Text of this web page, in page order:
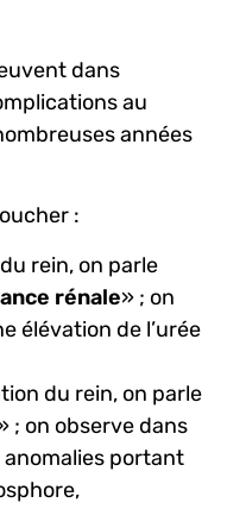
dans
au
années
:
rein, on parle
rénale» ; on
élévation de l’urée
du rein, on parle
; on observe dans
anomalies portant